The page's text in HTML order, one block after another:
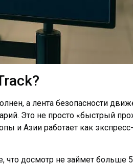
а лента безопасности
Это не просто «быстрый
и Азии работает как
что досмотр не займет больше